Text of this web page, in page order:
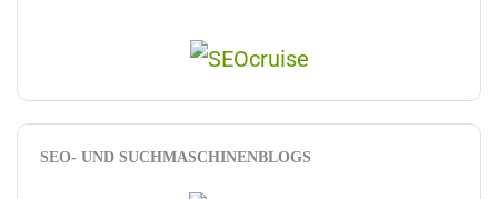
SEO- UND SUCHMASCHINENBLOGS